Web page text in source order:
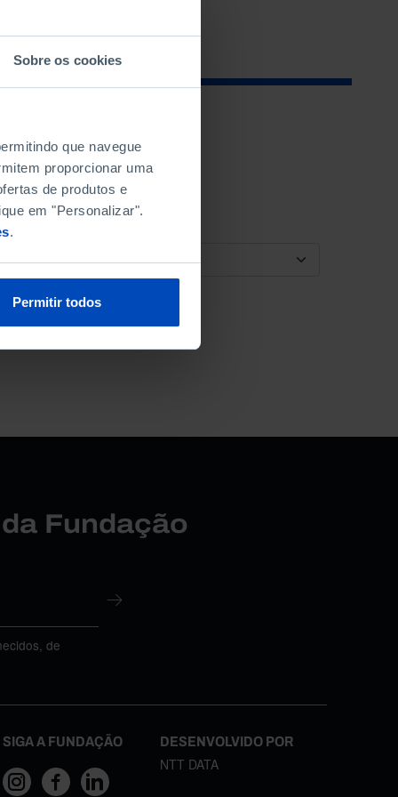
Sobre os cookies
que navegue
proporcionar uma
de produtos e
em "Personalizar".
.
Permitir todos
ORDENAR POR
Fundação
de
SIGA A FUNDAÇÃO DESENVOLVIDO POR
NTT DATA